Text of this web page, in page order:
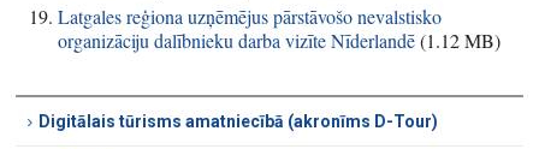
Latgales reģiona uzņēmējus pārstāvošo nevalstisko
organizāciju dalībnieku darba vizīte Nīderlandē(1.12 MB)
Digitālais tūrisms amatniecībā (akronīms D-Tour)